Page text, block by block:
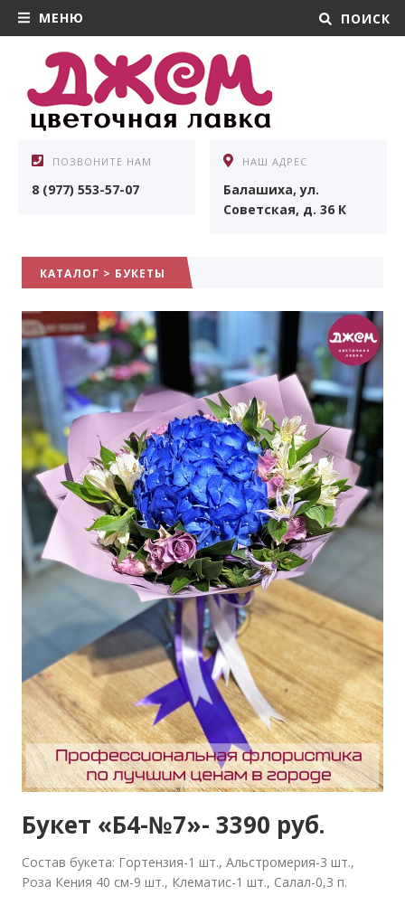
МЕНЮ ПОИСК
ПОЗВОНИТЕ НАМ
8 (977) 553-57-07
НАШ АДРЕС
Балашиха, ул.
Советская, д. 36 К
КАТАЛОГ > БУКЕТЫ
Букет «Б4-№7»- 3390 руб.
Состав букета: Гортензия-1 шт., Альстромерия-3 шт.,
Роза Кения 40 см-9 шт., Клематис-1 шт., Салал-0,3 п.